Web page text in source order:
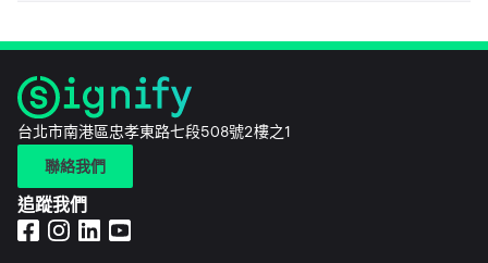
台北市南港區忠孝東路七段508號2樓之1
聯絡我們
追蹤我們